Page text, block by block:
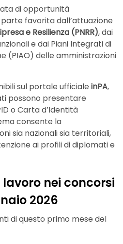
di opportunità
favorita dall’attuazione
e Resilienza (PNRR), dai
e dai Piani Integrati di
(PIAO) delle amministrazioni
sul portale ufficiale inPA,
possono presentare
o Carta d’Identità
consente la
sia nazionali sia territoriali,
ai profili di diplomati e
nei concorsi
2026
di questo primo mese del